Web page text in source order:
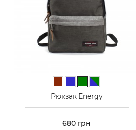
Коричневий
СинійЗеленийСиньо-зелений
Рюкзак Energy
Ціна
680 грн